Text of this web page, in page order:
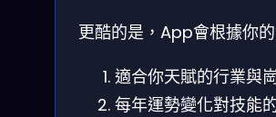
更酷的是，App會根據你
適合你天賦的行業與
每年運勢變化對技能